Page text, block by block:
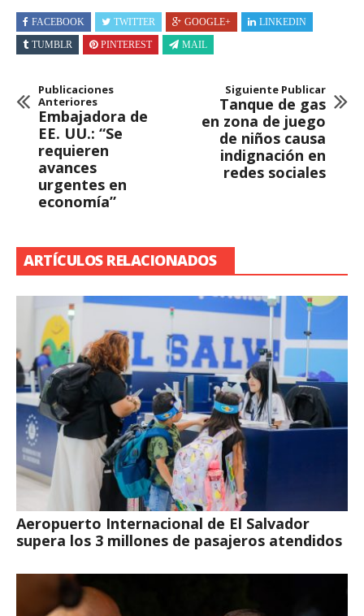
FACEBOOK TWITTER GOOGLE+
LINKEDIN
TUMBLR
PINTEREST MAIL
Publicaciones
Anteriores
Embajadora de
EE. UU.: “Se
requieren
avances
urgentes en
economía”
Siguiente Publicar
Tanque de gas
en zona de juego
de niños causa
indignación en
redes sociales
ARTÍCULOS RELACIONADOS
Aeropuerto Internacional de El Salvador
supera los 3 millones de pasajeros atendidos